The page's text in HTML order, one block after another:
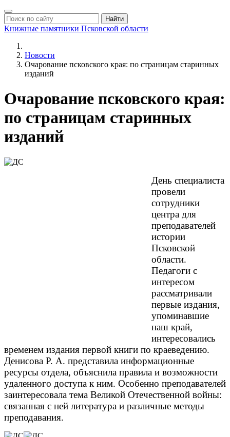
Найти
Книжные памятники Псковской области
Новости
Очарование псковского края: по страницам старинных
изданий
Очарование псковского края:
по страницам старинных
изданий
День специалиста
провели
сотрудники
центра для
преподавателей
истории
Псковской
области.
Педагоги с
интересом
рассматривали
первые издания,
упоминавшие
наш край,
интересовались
временем издания первой книги по краеведению.
Денисова Р. А. представила информационные
ресурсы отдела, объяснила правила и возможности
удаленного доступа к ним. Особенно преподавателей
заинтересовала тема Великой Отечественной войны:
связанная с ней литература и различные методы
преподавания.